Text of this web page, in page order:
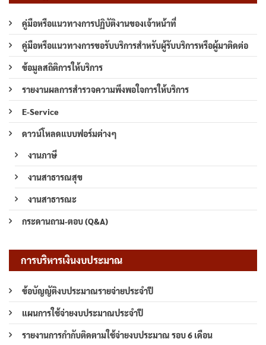
คู่มือหรือแนวทางการปฏิบัติงานของเจ้าหน้าที่
คู่มือหรือแนวทางการขอรับบริการสำหรับผู้รับบริการหรือผู้มาติดต่อ
ข้อมูลสถิติการให้บริการ
รายงานผลการสำรวจความพึงพอใจการให้บริการ
E-Service
ดาวน์โหลดแบบฟอร์มต่างๆ
งานภาษี
งานสาธารณสุข
งานสาธารณะ
กระดานถาม-ตอบ (Q&A)
การบริหารเงินงบประมาณ
ข้อบัญญัติงบประมาณรายจ่ายประจำปี
แผนการใช้จ่ายงบประมาณประจำปี
รายงานการกำกับติดตามใช้จ่ายงบประมาณ รอบ 6 เดือน